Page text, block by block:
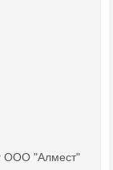
ООО "Алмест"